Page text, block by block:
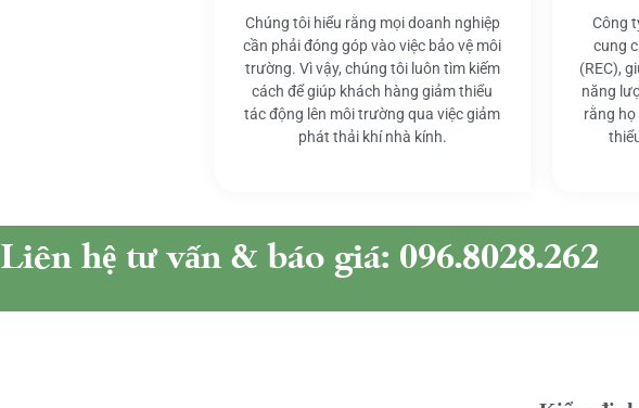
Chúng tôi hiểu rằng mọi doanh nghiệp
cần phải đóng góp vào việc bảo vệ môi
trường. Vì vậy, chúng tôi luôn tìm kiếm
cách để giúp khách hàng giảm thiểu
tác động lên môi trường qua việc giảm
phát thải khí nhà kính.
Công
cung
(REC),
năng
rằng
Liên hệ tư vấn & báo giá: 096.8028.262